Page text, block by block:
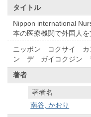
タイトル
Nippon international
本の医療機関で外国人
ニッポン コクサイ
ン デ ガイコクジン
著者
著者名
南谷, かおり